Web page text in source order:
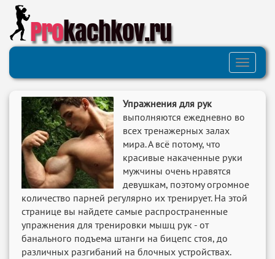
Prokachkov.ru
Toggle
Упражнения для рук
выполняются ежедневно во
всех тренажерных залах
мира. А всё потому, что
красивые накаченные руки
мужчины очень нравятся
девушкам, поэтому огромное
количество парней регулярно их тренирует. На этой
странице вы найдете самые распространенные
упражнения для тренировки мышц рук - от
банального подъема штанги на бицепс стоя, до
различных разгибаний на блочных устройствах.